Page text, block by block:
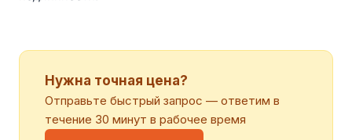
Нужна точная цена?
Отправьте быстрый запрос — ответим в
течение 30 минут в рабочее время